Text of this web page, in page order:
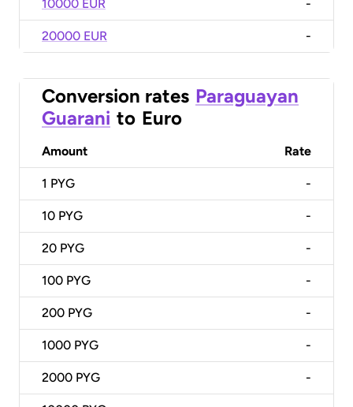
10000 EUR -
20000 EUR -
Conversion rates Paraguayan
Guarani to Euro
Amount Rate
1 PYG -
10 PYG -
20 PYG -
100 PYG -
200 PYG -
1000 PYG -
2000 PYG -